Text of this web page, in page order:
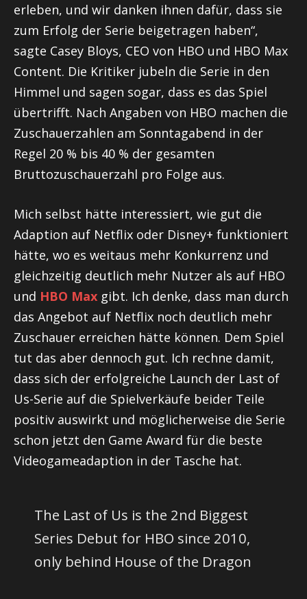
erleben, und wir danken ihnen dafür, dass sie
zum Erfolg der Serie beigetragen haben“,
sagte Casey Bloys, CEO von HBO und HBO Max
Content. Die Kritiker jubeln die Serie in den
Himmel und sagen sogar, dass es das Spiel
übertrifft. Nach Angaben von HBO machen die
Zuschauerzahlen am Sonntagabend in der
Regel 20 % bis 40 % der gesamten
Bruttozuschauerzahl pro Folge aus.
Mich selbst hätte interessiert, wie gut die
Adaption auf Netflix oder Disney+ funktioniert
hätte, wo es weitaus mehr Konkurrenz und
gleichzeitig deutlich mehr Nutzer als auf HBO
und HBO Max gibt. Ich denke, dass man durch
das Angebot auf Netflix noch deutlich mehr
Zuschauer erreichen hätte können. Dem Spiel
tut das aber dennoch gut. Ich rechne damit,
dass sich der erfolgreiche Launch der Last of
Us-Serie auf die Spielverkäufe beider Teile
positiv auswirkt und möglicherweise die Serie
schon jetzt den Game Award für die beste
Videogameadaption in der Tasche hat.
The Last of Us is the 2nd Biggest
Series Debut for HBO since 2010,
only behind House of the Dragon